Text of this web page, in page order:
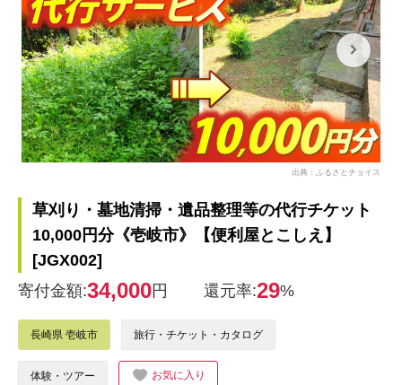
出典：ふるさとチョイス
草刈り・墓地清掃・遺品整理等の代行チケット
10,000円分《壱岐市》【便利屋とこしえ】
[JGX002]
寄付金額:34,000円 還元率:29%
長崎県 壱岐市 旅行・チケット・カタログ
体験・ツアー お気に入り